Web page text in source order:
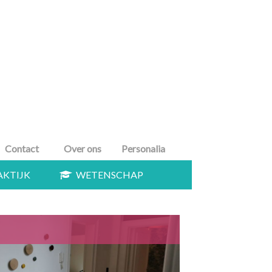
Contact Over ons Personalia
WETENSCHAP